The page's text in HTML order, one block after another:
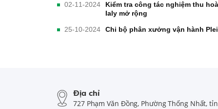
02-11-2024
Kiểm tra công tác nghiệm thu
Ialy mở rộng
25-10-2024 Chi bộ phân xưởng vận hành
Địa chỉ
727 Phạm Văn Đồng, Phường Thống Nhất,